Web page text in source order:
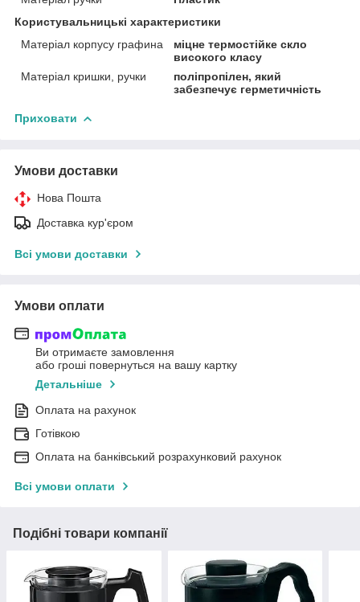
Користувальницькі характеристики
Матеріал корпусу графина
міцне термостійке скло
високого класу
Матеріал кришки, ручки
поліпропілен, який
забезпечує герметичність
Приховати
Умови доставки
Нова Пошта
Доставка кур'єром
Всі умови доставки
Умови оплати
Ви отримаєте замовлення
або гроші повернуться на вашу картку
Детальніше
Оплата на рахунок
Готівкою
Оплата на банківський розрахунковий рахунок
Всі умови оплати
Подібні товари компанії